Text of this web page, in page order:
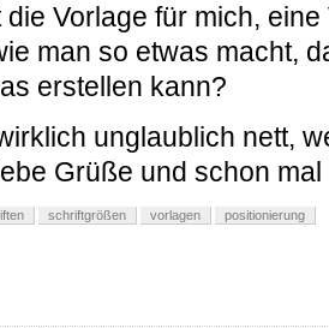
die Vorlage für mich,
man so etwas macht,
erstellen kann?
unglaublich nett,
Grüße und schon
schriftgrößen vorlagen positionierung